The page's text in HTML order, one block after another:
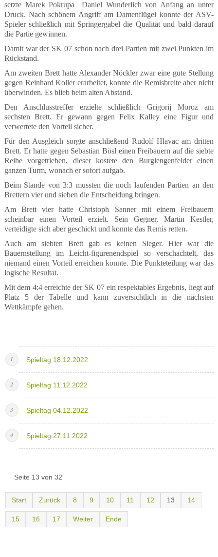
setzte Marek Pokrupa
Daniel Wunderlich von Anfang an unter
Druck. Nach schönem Angriff am Damenflügel konnte der ASV-
Spieler schließlich mit Springergabel die Qualität und bald darauf
die Partie gewinnen.
Damit war der SK 07 schon nach drei Partien mit zwei Punkten im
Rückstand.
Am zweiten Brett hatte Alexander Nöckler zwar eine gute Stellung
gegen Reinhard Koller erarbeitet, konnte die Remisbreite aber nicht
überwinden. Es blieb beim alten Abstand.
Den Anschlusstreffer erzielte schließlich Grigorij Moroz am
sechsten Brett. Er gewann gegen Felix Kalley eine Figur und
verwertete den Vorteil sicher.
Für den Ausgleich sorgte anschließend Rudolf Hlavac am dritten
Brett. Er hatte gegen Sebastian Bösl einen Freibauern auf die siebte
Reihe vorgetrieben, dieser kostete den Burglengenfelder einen
ganzen Turm, wonach er sofort aufgab.
Beim Stande von 3:3 mussten die noch laufenden Partien an den
Brettern vier und sieben die Entscheidung bringen.
Am Brett vier hatte Christoph Sanner mit einem Freibauern
scheinbar einen Vorteil erzielt. Sein Gegner, Martin Kestler,
verteidigte sich aber geschickt und konnte das Remis retten.
Auch am siebten Brett gab es keinen Sieger. Hier war die
Bauernstellung im Leicht-figurenendspiel so verschachtelt, das
niemand einen Vorteil erreichen konnte. Die Punkteteilung war das
logische Resultat.
Mit dem 4:4 erreichte der SK 07 ein respektables Ergebnis, liegt auf
Platz 5 der Tabelle und kann zuversichtlich in die nächsten
Wettkämpfe gehen.
Spieltag 18.12.2022
Spieltag 11.12.2022
Spieltag 04.12.2022
Spieltag 27.11.2022
Seite 13 von 32
Start Zurück 8 9 10 11 12 13 14
15 16 17 Weiter Ende